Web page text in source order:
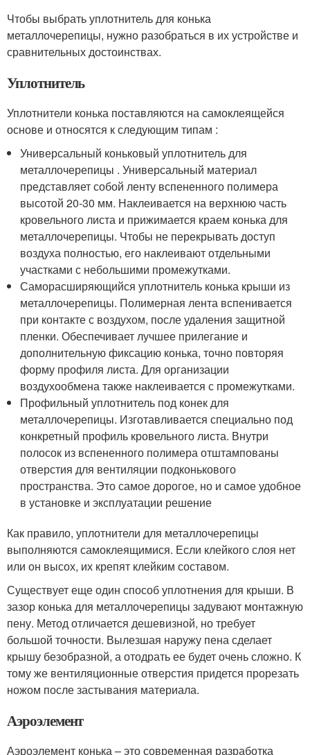
Чтобы выбрать уплотнитель для конька
металлочерепицы, нужно разобраться в их устройстве и
сравнительных достоинствах.
Уплотнитель
Уплотнители конька поставляются на самоклеящейся
основе и относятся к следующим типам :
Универсальный коньковый уплотнитель для
металлочерепицы . Универсальный материал
представляет собой ленту вспененного полимера
высотой 20-30 мм. Наклеивается на верхнюю часть
кровельного листа и прижимается краем конька для
металлочерепицы. Чтобы не перекрывать доступ
воздуха полностью, его наклеивают отдельными
участками с небольшими промежутками.
Саморасширяющийся уплотнитель конька крыши из
металлочерепицы. Полимерная лента вспенивается
при контакте с воздухом, после удаления защитной
пленки. Обеспечивает лучшее прилегание и
дополнительную фиксацию конька, точно повторяя
форму профиля листа. Для организации
воздухообмена также наклеивается с промежутками.
Профильный уплотнитель под конек для
металлочерепицы. Изготавливается специально под
конкретный профиль кровельного листа. Внутри
полосок из вспененного полимера отштампованы
отверстия для вентиляции подконькового
пространства. Это самое дорогое, но и самое удобное
в установке и эксплуатации решение
Как правило, уплотнители для металлочерепицы
выполняются самоклеящимися. Если клейкого слоя нет
или он высох, их крепят клейким составом.
Существует еще один способ уплотнения для крыши. В
зазор конька для металлочерепицы задувают монтажную
пену. Метод отличается дешевизной, но требует
большой точности. Вылезшая наружу пена сделает
крышу безобразной, а отодрать ее будет очень сложно. К
тому же вентиляционные отверстия придется прорезать
ножом после застывания материала.
Аэроэлемент
Аэроэлемент конька – это современная разработка